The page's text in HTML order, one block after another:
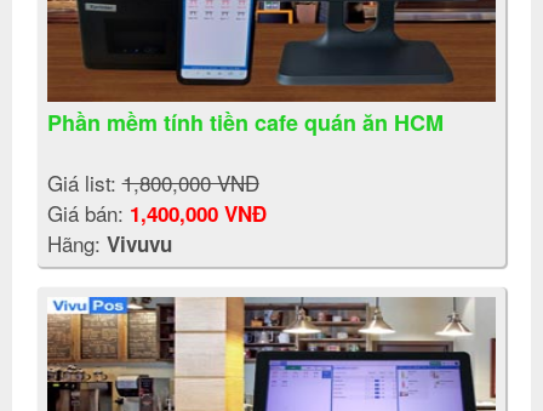
Phần mềm tính tiền cafe quán ăn HCM
Giá list:1,800,000 VNĐ
Giá bán: 1,400,000 VNĐ
Hãng: Vivuvu